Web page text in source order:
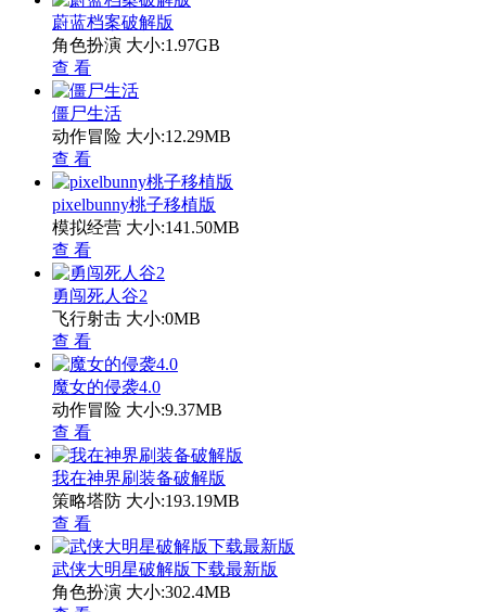
蔚蓝档案破解版
角色扮演 大小:1.97GB
查 看
僵尸生活
动作冒险 大小:12.29MB
查 看
pixelbunny桃子移植版
模拟经营 大小:141.50MB
查 看
勇闯死人谷2
飞行射击 大小:0MB
查 看
魔女的侵袭4.0
动作冒险 大小:9.37MB
查 看
我在神界刷装备破解版
策略塔防 大小:193.19MB
查 看
武侠大明星破解版下载最新版
角色扮演 大小:302.4MB